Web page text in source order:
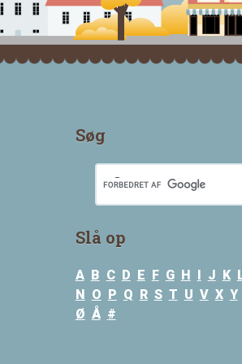
Søg
Slå op
A B C D E F G H I J K
N O P Q R S T U V X Y
Ø Å #